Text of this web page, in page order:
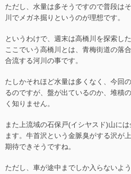
ただし、水量は多そうですので普段は
川でメガネ掘りというのが理想です。
というわけで、週末は高橋川を探索し
ここでいう高橋川とは、青梅街道の落
合流する河川の事です。
たしかそれほど水量は多くなく、今回
るのですが、盤が出ているのか、堆積
く知りません。
また上流域の石保戸(イシヤスド)山に
ます。牛首沢という金脈臭がする沢が
期待できそうですね。
ただし、車が途中までしか入らないよ